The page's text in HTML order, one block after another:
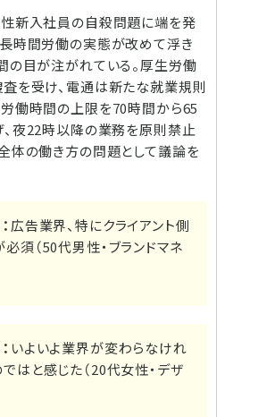
新入社員の自殺問題に端を発
時間労働の実態が改めて浮き
の目が注がれている。厚生労働
を受け、電通は新たな就業規則
働時間の上限を70時間から65
夜22時以降の業務を原則禁止
体の働き方の問題として議論を
広告業界、特にクライアント側
須（50代男性・ブランドマネ
いよいよ業界が変わらなけれ
はと感じた（20代女性・デザ